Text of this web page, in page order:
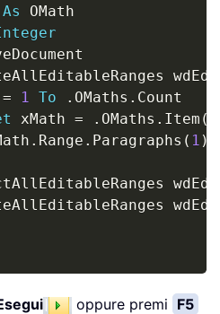
As
= 1 To . OMaths . Count
xMath = . OMaths . Item (
. Range . Paragraphs ( 1 )
oppure premi F5